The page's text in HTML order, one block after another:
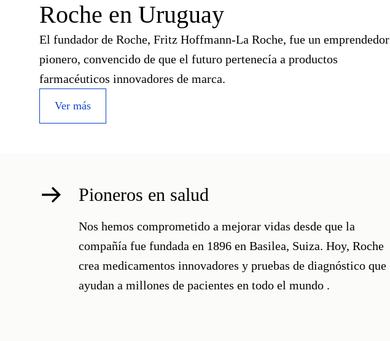
Roche en Uruguay
El fundador de Roche, Fritz Hoffmann-La Roche, fue un emprendedor
pionero, convencido de que el futuro pertenecía a productos
farmacéuticos innovadores de marca.
Ver más
Pioneros en salud
Nos hemos comprometido a mejorar vidas desde que la
compañía fue fundada en 1896 en Basilea, Suiza. Hoy, Roche
crea medicamentos innovadores y pruebas de diagnóstico que
ayudan a millones de pacientes en todo el mundo .